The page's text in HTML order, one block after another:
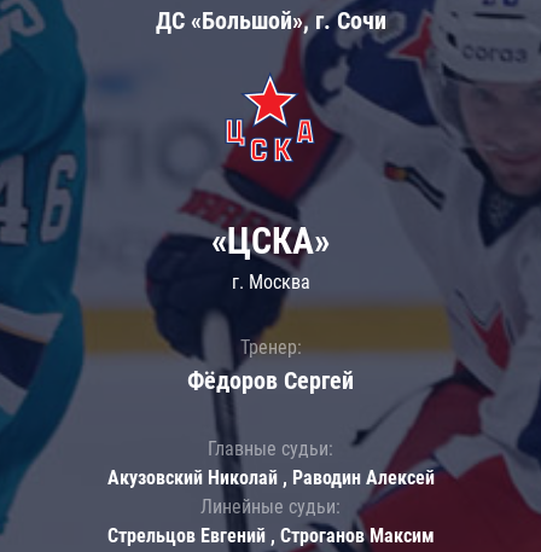
ДС «Большой», г. Сочи
«ЦСКА»
г. Москва
Тренер:
Фёдоров Сергей
Главные судьи:
Акузовский Николай , Раводин Алексей
Линейные судьи:
Стрельцов Евгений , Строганов Максим